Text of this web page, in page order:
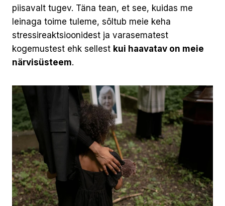
piisavalt tugev. Täna tean, et see, kuidas me
leinaga toime tuleme, sõltub meie keha
stressireaktsioonidest ja varasematest
kogemustest ehk sellest kui haavatav on meie
närvisüsteem.